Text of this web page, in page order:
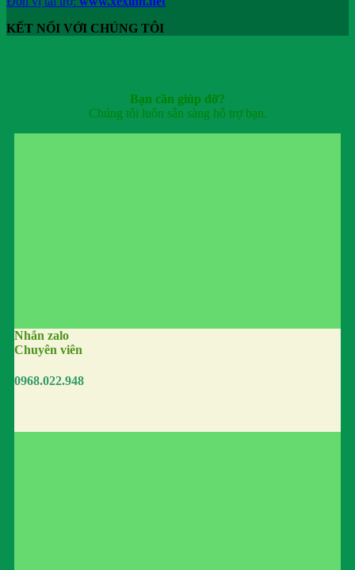
KẾT NỐI VỚI CHÚNG TÔI
Bạn cần giúp đỡ?
Chúng tôi luôn sẵn sàng hỗ trợ bạn.
Nhắn zalo
Chuyên viên
0968.022.948